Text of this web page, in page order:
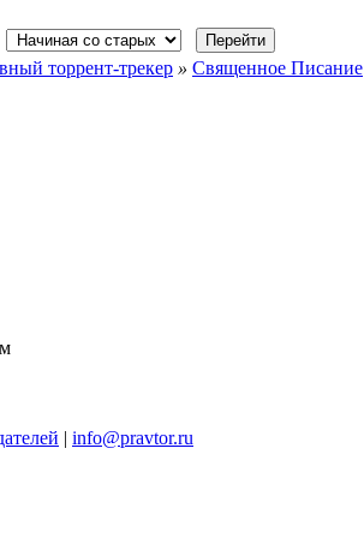
торрент-трекер » Священное Писание
| info@pravtor.ru